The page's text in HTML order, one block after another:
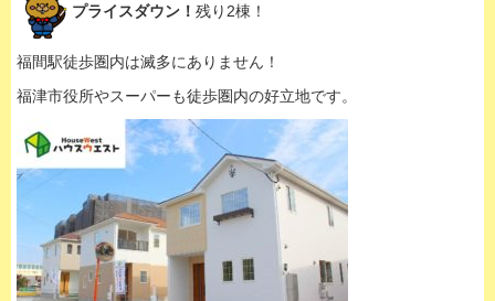
プライスダウン！ 残り2棟！
福間駅徒歩圏内は滅多にありません！
福津市役所やスーパーも徒歩圏内の好立地です。